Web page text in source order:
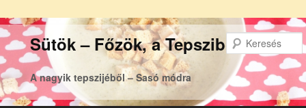
Sütök – Főzök, a Tepsziből
A nagyik tepszijéből – Sasó módra